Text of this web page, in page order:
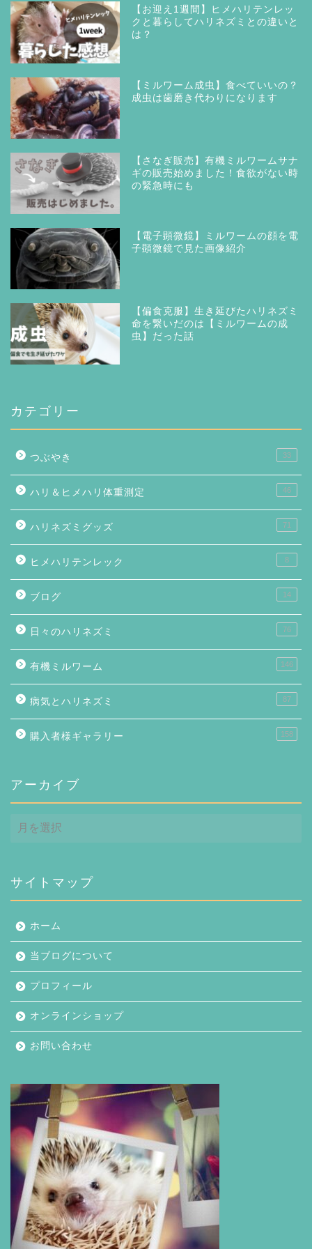
【お迎え1週間】ヒメハリテンレッ
クと暮らしてハリネズミとの違いと
は？
【ミルワーム成虫】食べていいの？
成虫は歯磨き代わりになります
【さなぎ販売】有機ミルワームサナ
ギの販売始めました！食欲がない時
の緊急時にも
【電子顕微鏡】ミルワームの顔を電
子顕微鏡で見た画像紹介
【偏食克服】生き延びたハリネズミ
命を繋いだのは【ミルワームの成
虫】だった話
カテゴリー
つぶやき 33
ハリ＆ヒメハリ体重測定 46
ハリネズミグッズ 71
ヒメハリテンレック 8
ブログ 14
日々のハリネズミ 76
有機ミルワーム 146
病気とハリネズミ 87
購入者様ギャラリー 158
アーカイブ
ー
ブ
サイトマップ
ホーム
当ブログについて
プロフィール
オンラインショップ
お問い合わせ